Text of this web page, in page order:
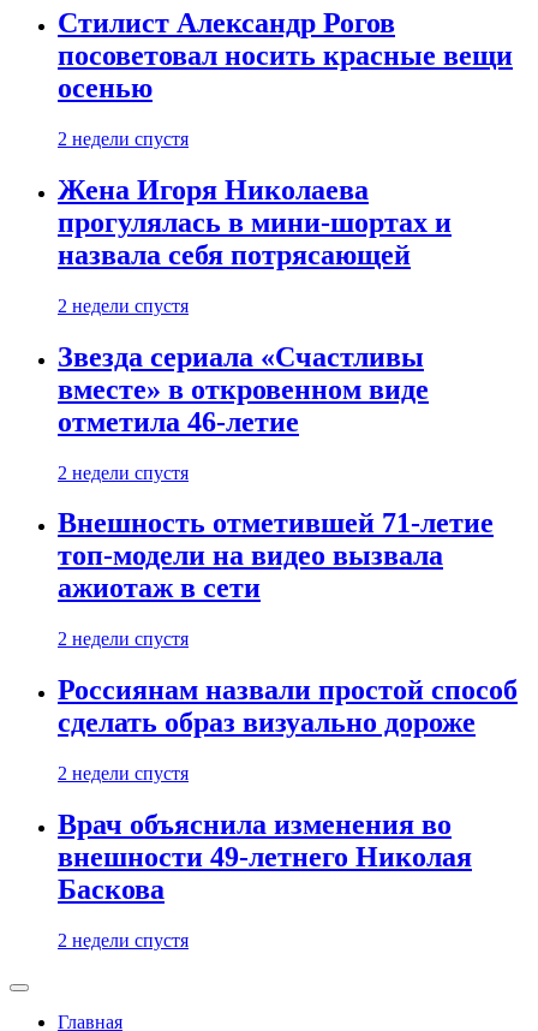
Стилист Александр Рогов
посоветовал носить красные вещи
осенью
2 недели спустя
Жена Игоря Николаева
прогулялась в мини-шортах и
назвала себя потрясающей
2 недели спустя
Звезда сериала «Счастливы
вместе» в откровенном виде
отметила 46-летие
2 недели спустя
Внешность отметившей 71-летие
топ-модели на видео вызвала
ажиотаж в сети
2 недели спустя
Россиянам назвали простой способ
сделать образ визуально дороже
2 недели спустя
Врач объяснила изменения во
внешности 49-летнего Николая
Баскова
2 недели спустя
Главная